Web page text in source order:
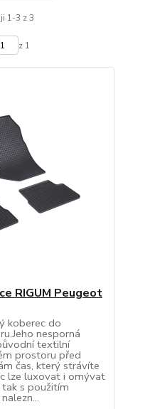
1-3 z 3
z 1
RIGUM Peugeot
koberec do
nesporná
textilní
prostoru před
čas, který strávíte
lze luxovat i omývat
s použitím